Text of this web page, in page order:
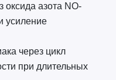
оксида азота NO-
усиление
через цикл
при длительных